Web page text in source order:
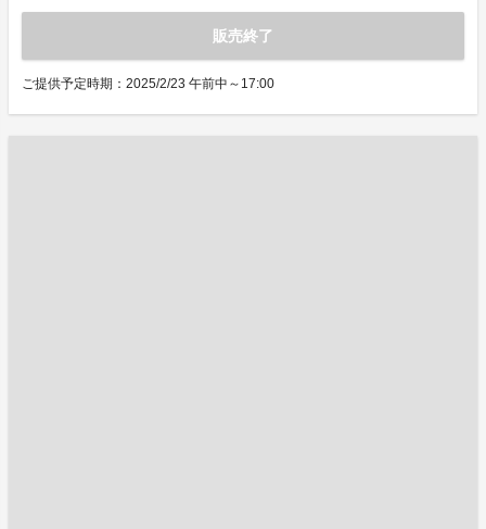
販売終了
ご提供予定時期：2025/2/23 午前中～17:00